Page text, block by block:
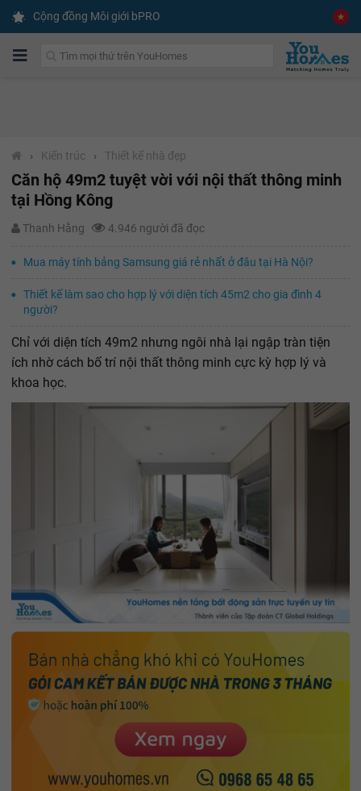
Cộng đồng Môi giới bPRO
› Kiến trúc › Thiết kế nhà đẹp
Căn hộ 49m2 tuyệt vời với nội thất thông minh
tại Hồng Kông
Thanh Hằng 4.946 người đã đọc
Mua máy tính bảng Samsung giá rẻ nhất ở đâu tại Hà Nội?
Thiết kế làm sao cho hợp lý với diện tích 45m2 cho gia đình 4
người?
Chỉ với diện tích 49m2 nhưng ngôi nhà lại ngập tràn tiện
ích nhờ cách bố trí nội thất thông minh cực kỳ hợp lý và
khoa học.